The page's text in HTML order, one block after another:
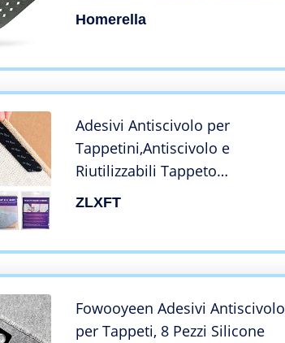
Senza BPA | Tappeto doccia
Homerella
Adesivi Antiscivolo per
Tappetini,Antiscivolo e
Riutilizzabili Tappeto
Gripper,Tappeto Gripper
ZLXFT
Fowooyeen Adesivi Antiscivolo
per Tappeti, 8 Pezzi Silicone